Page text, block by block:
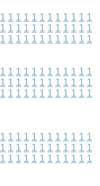
1 1 1 1 1 1 1 1 1 1 1 1
1 1 1 1 1 1 1 1 1 1 1 1
1 1 1 1 1 1 1 1 1 1 1 1
1 1 1 1 1 1 1 1 1 1 1 1
1 1 1 1 1 1 1 1 1 1 1 1
1 1 1 1 1 1 1 1 1 1 1 1
1 1 1 1 1 1 1 1 1 1 1 1
1 1 1 1 1 1 1 1 1 1 1 1
1 1 1 1 1 1 1 1 1 1 1 1